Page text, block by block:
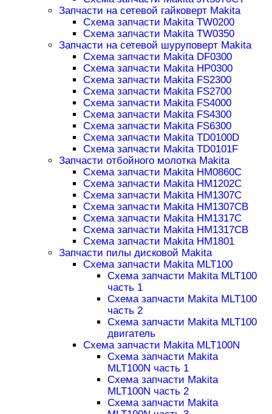
Запчасти на сетевой гайковерт Makita
Схема запчасти Makita TW0200
Схема запчасти Makita TW0350
Запчасти на сетевой шуруповерт Makita
Схема запчасти Makita DF0300
Схема запчасти Makita HP0300
Схема запчасти Makita FS2300
Схема запчасти Makita FS2700
Схема запчасти Makita FS4000
Схема запчасти Makita FS4300
Схема запчасти Makita FS6300
Схема запчасти Makita TD0100D
Схема запчасти Makita TD0101F
Запчасти отбойного молотка Makita
Схема запчасти Makita HM0860C
Схема запчасти Makita HM1202C
Схема запчасти Makita HM1307C
Схема запчасти Makita HM1307CB
Схема запчасти Makita HM1317C
Схема запчасти Makita HM1317CB
Схема запчасти Makita HM1801
Запчасти пилы дисковой Makita
Схема запчасти Makita MLT100
Схема запчасти Makita MLT100
часть 1
Схема запчасти Makita MLT100
часть 2
Схема запчасти Makita MLT100
двигатель
Схема запчасти Makita MLT100N
Схема запчасти Makita
MLT100N часть 1
Схема запчасти Makita
MLT100N часть 2
Схема запчасти Makita